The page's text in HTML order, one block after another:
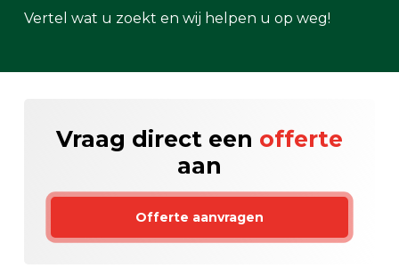
Vertel wat u zoekt en wij helpen u op weg!
Vraag direct een offerte
aan
Offerte aanvragen